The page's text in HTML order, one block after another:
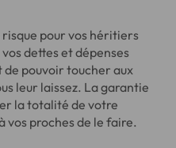
risque pour vos héritiers
dettes et dépenses
de pouvoir toucher aux
leur laissez. La garantie
la totalité de votre
vos proches de le faire.